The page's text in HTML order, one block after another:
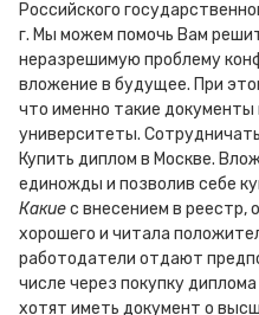
Российского
г. Мы можем помочь Вам
неразрешимую проблему
вложение в будущее. При
что именно такие
университеты.
Купить диплом в Москве.
единожды и позволив себе
Какиес внесением в реестр,
хорошего и читала
работодатели отдают
числе через покупку
хотят иметь документ о